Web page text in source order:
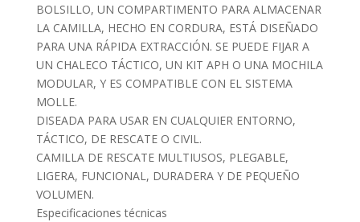
BOLSILLO, UN COMPARTIMENTO PARA ALMACENAR
LA CAMILLA, HECHO EN CORDURA, ESTÁ DISEÑADO
PARA UNA RÁPIDA EXTRACCIÓN. SE PUEDE FIJAR A
UN CHALECO TÁCTICO, UN KIT APH O UNA MOCHILA
MODULAR, Y ES COMPATIBLE CON EL SISTEMA
MOLLE.
DISEADA PARA USAR EN CUALQUIER ENTORNO,
TÁCTICO, DE RESCATE O CIVIL.
CAMILLA DE RESCATE MULTIUSOS, PLEGABLE,
LIGERA, FUNCIONAL, DURADERA Y DE PEQUEÑO
VOLUMEN.
Especificaciones técnicas